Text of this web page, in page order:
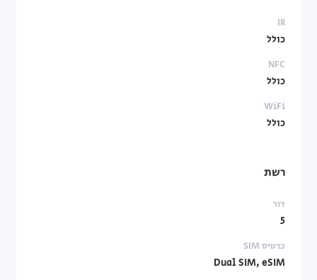
IR
כולל
NFC
כולל
WiFi
כולל
רשת
דור
5
כרטיס SIM
Dual SIM, eSIM